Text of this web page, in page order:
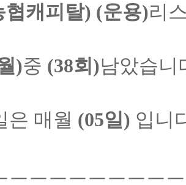
협캐피탈) (운용)리
)중 (38회)남았습니
매월 (05일) 입니
ㅡㅡㅡㅡㅡㅡㅡㅡ